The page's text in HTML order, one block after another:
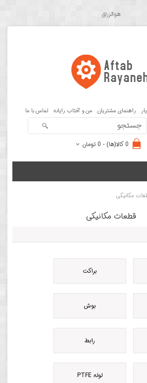
هوالرزاق
راهنمای مشتریان من و آفتاب رایانه تماس با ما
0 کالا(ها) - 0 تومان
مکانیکی
قطعات مکانیکی
براکت
بوش
رابط
لوله PTFE